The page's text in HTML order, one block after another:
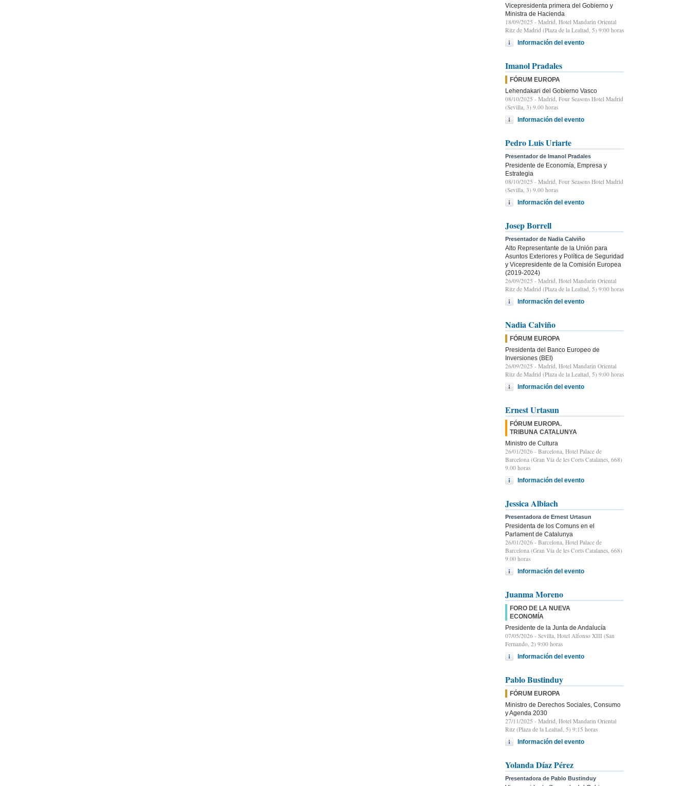
Vicepresidenta primera del Gobierno y
Ministra de Hacienda
18/09/2025 - Madrid, Hotel Mandarin Oriental
Ritz de Madrid (Plaza de la Lealtad, 5) 9:00 horas
Información del evento
Imanol Pradales
FÓRUM EUROPA
Lehendakari del Gobierno Vasco
08/10/2025 - Madrid, Four Seasons Hotel Madrid
(Sevilla, 3) 9.00 horas
Información del evento
Pedro Luis Uriarte
Presentador de Imanol Pradales
Presidente de Economía, Empresa y
Estrategia
08/10/2025 - Madrid, Four Seasons Hotel Madrid
(Sevilla, 3) 9.00 horas
Información del evento
Josep Borrell
Presentador de Nadia Calviño
Alto Representante de la Unión para
Asuntos Exteriores y Política de Seguridad
y Vicepresidente de la Comisión Europea
(2019-2024)
26/09/2025 - Madrid, Hotel Mandarin Oriental
Ritz de Madrid (Plaza de la Lealtad, 5) 9:00 horas
Información del evento
Nadia Calviño
FÓRUM EUROPA
Presidenta del Banco Europeo de
Inversiones (BEI)
26/09/2025 - Madrid, Hotel Mandarin Oriental
Ritz de Madrid (Plaza de la Lealtad, 5) 9:00 horas
Información del evento
Ernest Urtasun
FÓRUM EUROPA.
TRIBUNA CATALUNYA
Ministro de Cultura
26/01/2026 - Barcelona, Hotel Palace de
Barcelona (Gran Vía de les Corts Catalanes, 668)
9.00 horas
Información del evento
Jessica Albiach
Presentadora de Ernest Urtasun
Presidenta de los Comuns en el
Parlament de Catalunya
26/01/2026 - Barcelona, Hotel Palace de
Barcelona (Gran Vía de les Corts Catalanes, 668)
9.00 horas
Información del evento
Juanma Moreno
FORO DE LA NUEVA
ECONOMÍA
Presidente de la Junta de Andalucía
07/05/2026 - Sevilla, Hotel Alfonso XIII (San
Fernando, 2) 9:00 horas
Información del evento
Pablo Bustinduy
FÓRUM EUROPA
Ministro de Derechos Sociales, Consumo
y Agenda 2030
27/11/2025 - Madrid, Hotel Mandarin Oriental
Ritz (Plaza de la Lealtad, 5) 9:15 horas
Información del evento
Yolanda Díaz Pérez
Presentadora de Pablo Bustinduy